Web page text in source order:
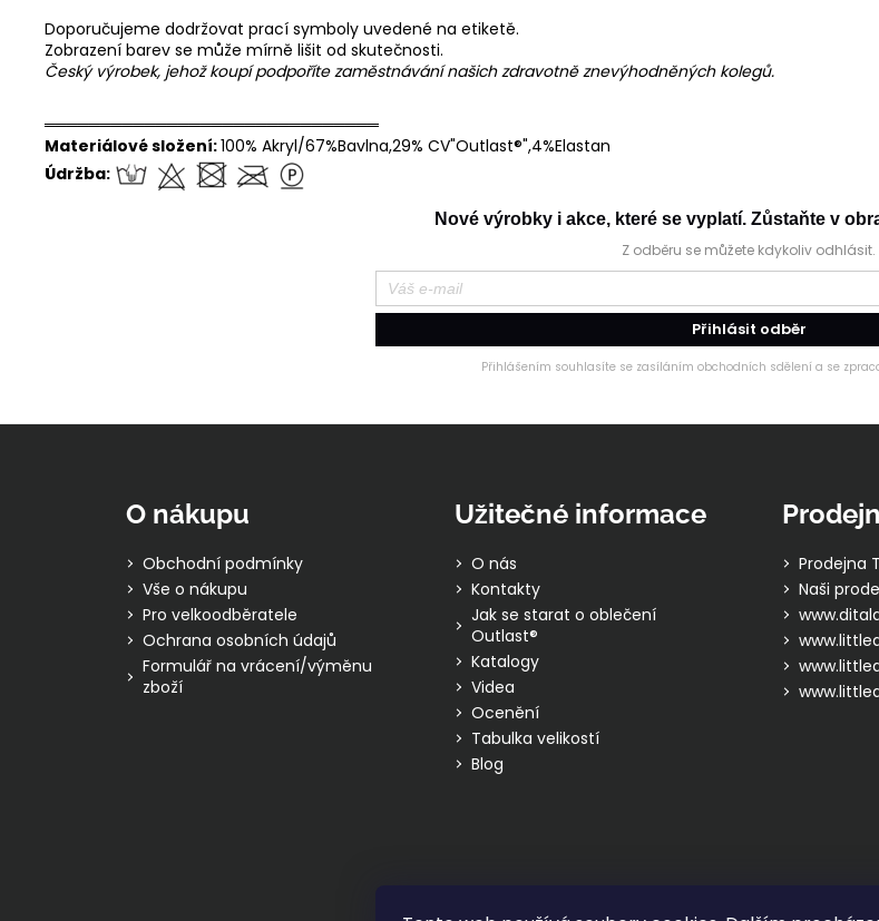
Doporučujeme dodržovat prací symboly uvedené na etiketě.
Zobrazení barev se může mírně lišit od skutečnosti.
Český výrobek, jehož koupí podpoříte zaměstnávání našich zdravotně znevýhodněných kolegů.
══════════════════════════════
Materiálové složení:100% Akryl/67%Bavlna,29% CV"Outlast®",4%Elastan
Údržba:
Nové výrobky i akce, které se vyplatí. Zůstaňte v
Z odběru se můžete kdykoliv odhlásit.
Přihlásit odběr
Přihlášením souhlasíte se zasíláním obchodních sdělení a se
O nákupu
Obchodní podmínky
Vše o nákupu
Pro velkoodběratele
Ochrana osobních údajů
Formulář na vrácení/výměnu
zboží
Užitečné informace
O nás
Kontakty
Jak se starat o oblečení
Outlast®
Katalogy
Videa
Ocenění
Tabulka velikostí
Blog
Prodejna
Naši